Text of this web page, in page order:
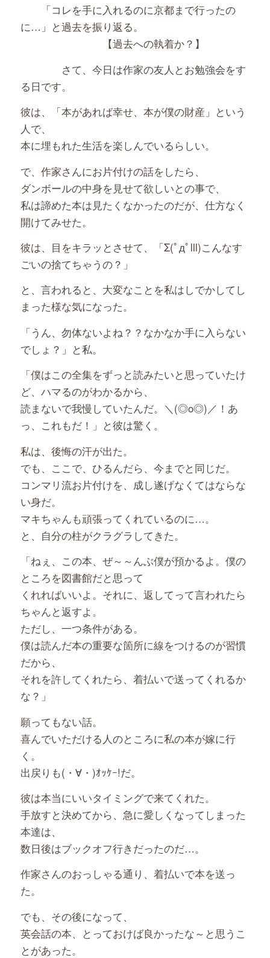
「コレを手に入れるのに京都まで行ったの
に…」と過去を振り返る。
【過去への執着か？】
さて、今日は作家の友人とお勉強会をす
る日です。
彼は、「本があれば幸せ、本が僕の財産」という
人で、
本に埋もれた生活を楽しんでいるらしい。
で、作家さんにお片付けの話をしたら、
ダンボールの中身を見せて欲しいとの事で、
私は諦めた本は見たくなかったのだが、仕方なく
開けてみせた。
彼は、目をキラッとさせて、「Σ(ﾟдﾟlll)こんなす
ごいの捨てちゃうの？」
と、言われると、大変なことを私はしでかしてし
まった様な気になった。
「うん、勿体ないよね？？なかなか手に入らない
でしょ？」と私。
「僕はこの全集をずっと読みたいと思っていたけ
ど、ハマるのがわかるから、
読まないで我慢していたんだ。＼(◎o◎)／！あ
っ、これもだ！」と彼は驚く。
私は、後悔の汗が出た。
でも、ここで、ひるんだら、今までと同じだ。
コンマリ流お片付けを、成し遂げなくてはならな
い身だ。
マキちゃんも頑張ってくれているのに…。
と、自分の柱がクラグラしてきた。
「ねぇ、この本、ぜ～～んぶ僕が預かるよ。僕の
ところを図書館だと思って
くれればいいよ。それに、返してって言われたら
ちゃんと返すよ。
ただし、一つ条件がある。
僕は読んだ本の重要な箇所に線をつけるのが習慣
だから、
それを許してくれたら、着払いで送ってくれるか
な？」
願ってもない話。
喜んでいただける人のところに私の本が嫁に行
く。
出戻りも(・∀・)ｵｯｹｰ!だ。
彼は本当にいいタイミングで来てくれた。
手放すと決めてから、急に愛しくなってしまった
本達は、
数日後はブックオフ行きだったのだ…。
作家さんのおっしゃる通り、着払いで本を送っ
た。
でも、その後になって、
英会話の本、とっておけば良かったな～と思うこ
とがあった。